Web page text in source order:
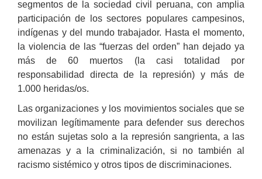
segmentos de la sociedad civil peruana, con amplia
participación de los sectores populares campesinos,
indígenas y del mundo trabajador. Hasta el momento,
la violencia de las “fuerzas del orden” han dejado ya
más de 60 muertos (la casi totalidad por
responsabilidad directa de la represión) y más de
1.000 heridas/os.
Las organizaciones y los movimientos sociales que se
movilizan legítimamente para defender sus derechos
no están sujetas solo a la represión sangrienta, a las
amenazas y a la criminalización, si no también al
racismo sistémico y otros tipos de discriminaciones.